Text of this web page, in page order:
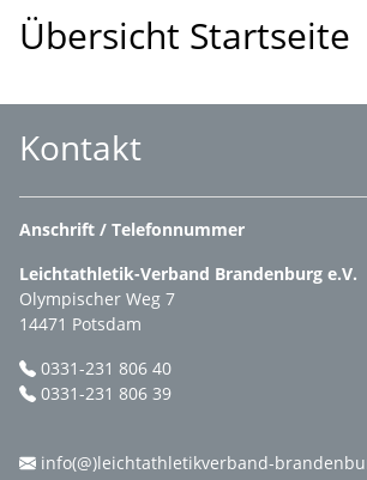
Übersicht Startseite
Kontakt
Anschrift / Telefonnummer
Leichtathletik-Verband Brandenburg e.V.
Olympischer Weg 7
14471 Potsdam
0331-231 806 40
0331-231 806 39
info(@)leichtathletikverband-